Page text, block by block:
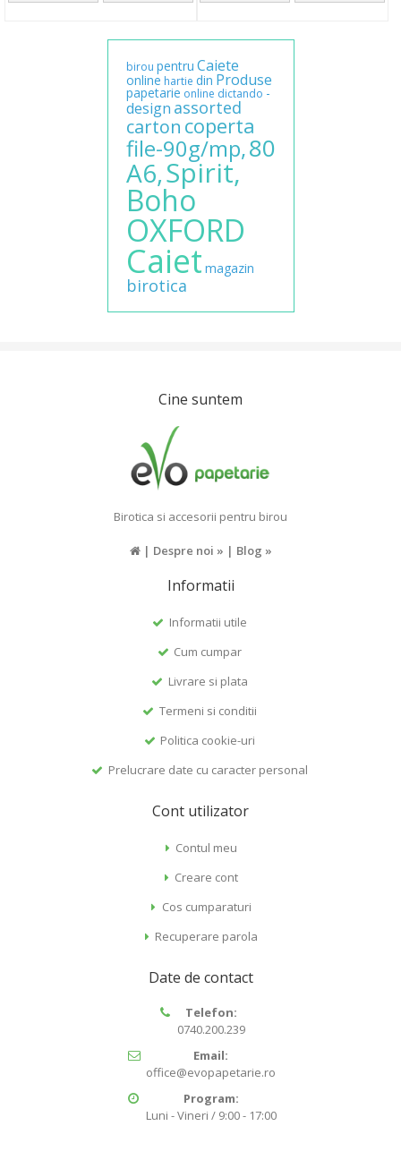
birou pentru Caiete
online hartie din Produse
papetarie online dictando -
design assorted
carton coperta
file-90g/mp,80
A6,Spirit,
Boho
OXFORD
Caiet magazin
birotica
Cine suntem
Birotica si accesorii pentru birou
| Despre noi » | Blog »
Informatii
Informatii utile
Cum cumpar
Livrare si plata
Termeni si conditii
Politica cookie-uri
Prelucrare date cu caracter personal
Cont utilizator
Contul meu
Creare cont
Cos cumparaturi
Recuperare parola
Date de contact
Telefon:
0740.200.239
Email:
office@evopapetarie.ro
Program:
Luni - Vineri / 9:00 - 17:00